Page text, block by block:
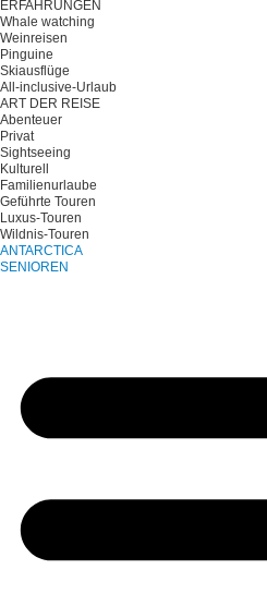
ERFAHRUNGEN
Whale watching
Weinreisen
Pinguine
Skiausflüge
All-inclusive-Urlaub
ART DER REISE
Abenteuer
Privat
Sightseeing
Kulturell
Familienurlaube
Geführte Touren
Luxus-Touren
Wildnis-Touren
ANTARCTICA
SENIOREN